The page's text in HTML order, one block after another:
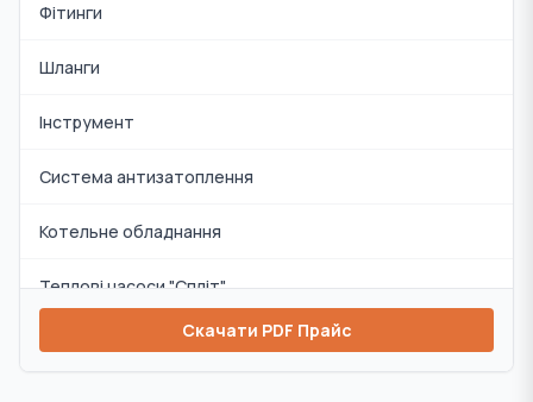
Фітинги
Шланги
Інструмент
Система антизатоплення
Котельне обладнання
Теплові насоси "Спліт"
Змішувачі та аксесуариСкачати PDF Прайс